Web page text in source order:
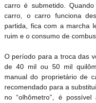
carro é submetido.
carro, o carro funciona
partida, fica com a marcha
ruim e o consumo de
O período para a troca das
de 40 mil ou 50 mil
manual do proprietário de
recomendado para a
no “olhômetro”, é